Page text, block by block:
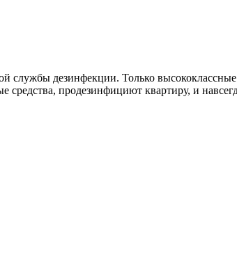
службы дезинфекции. Только
продезинфициют квартиру, и